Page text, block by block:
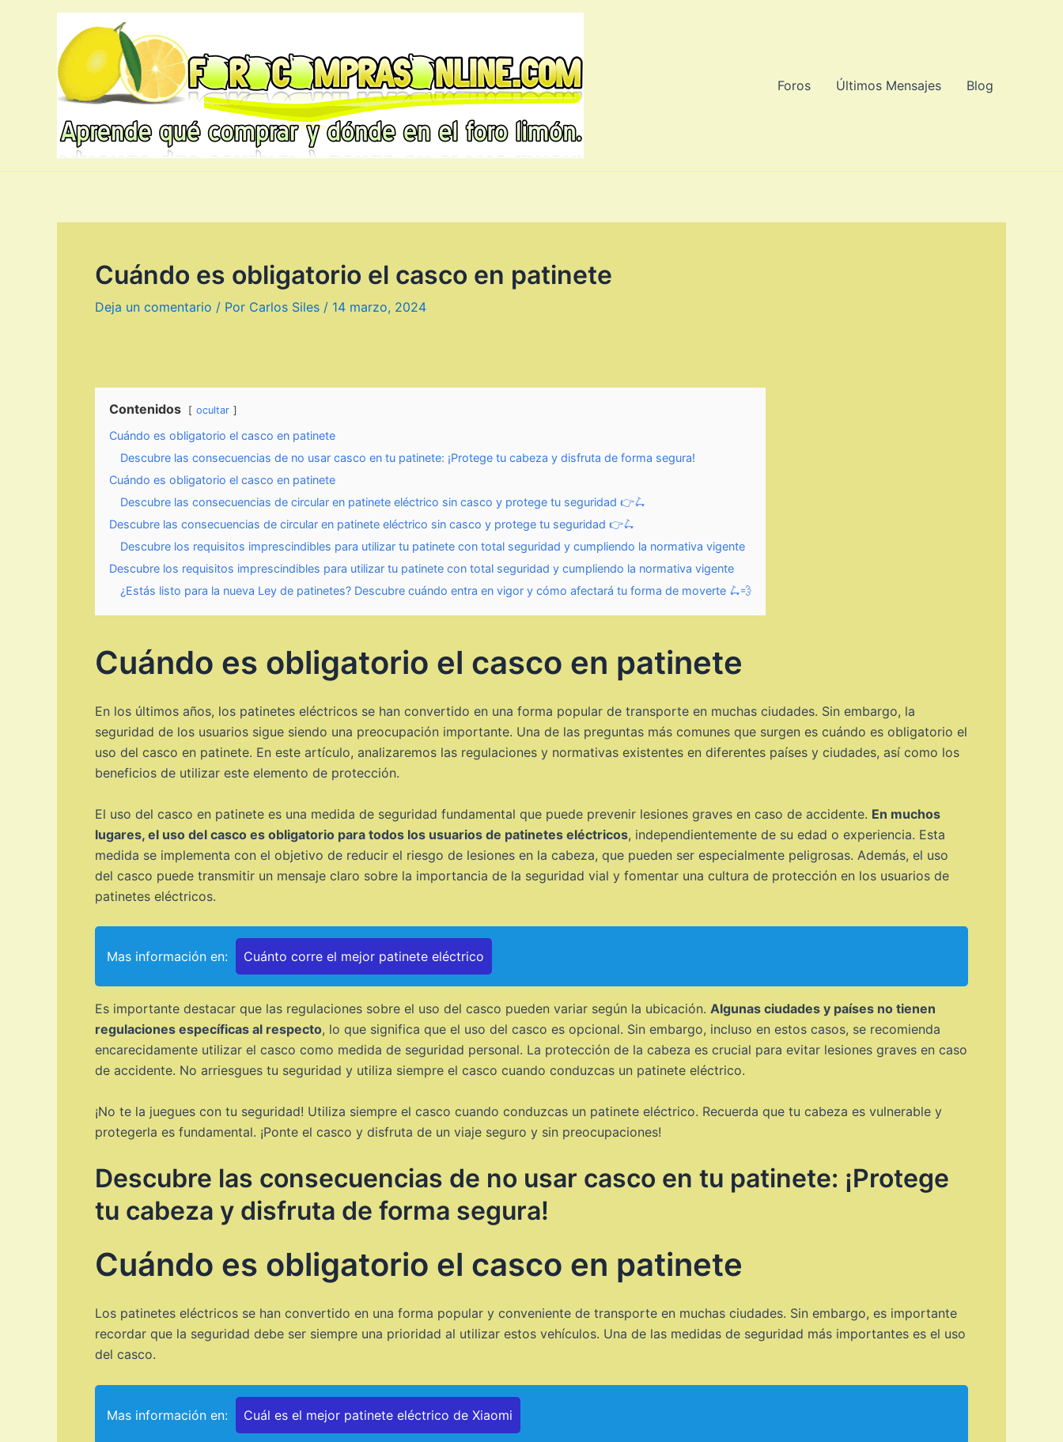
Foros Últimos Mensajes Blog
Cuándo es obligatorio el casco en patinete
Deja un comentario / Por Carlos Siles / 14 marzo, 2024
Contenidos ocultar
Cuándo es obligatorio el casco en patinete
Descubre las consecuencias de no usar casco en tu patinete: ¡Protege tu cabeza y disfruta de forma segura!
Cuándo es obligatorio el casco en patinete
Descubre las consecuencias de circular en patinete eléctrico sin casco y protege tu seguridad 👉🛴
Descubre las consecuencias de circular en patinete eléctrico sin casco y protege tu seguridad 👉🛴
Descubre los requisitos imprescindibles para utilizar tu patinete con total seguridad y cumpliendo la normativa vigente
Descubre los requisitos imprescindibles para utilizar tu patinete con total seguridad y cumpliendo la normativa vigente
¿Estás listo para la nueva Ley de patinetes? Descubre cuándo entra en vigor y cómo afectará tu forma de moverte 🛴💨
Cuándo es obligatorio el casco en patinete
En los últimos años, los patinetes eléctricos se han convertido en una forma popular de transporte en muchas ciudades. Sin embargo, la
seguridad de los usuarios sigue siendo una preocupación importante. Una de las preguntas más comunes que surgen es cuándo es obligatorio el
uso del casco en patinete. En este artículo, analizaremos las regulaciones y normativas existentes en diferentes países y ciudades, así como los
beneficios de utilizar este elemento de protección.
El uso del casco en patinete es una medida de seguridad fundamental que puede prevenir lesiones graves en caso de accidente. En muchos
lugares, el uso del casco es obligatorio para todos los usuarios de patinetes eléctricos, independientemente de su edad o experiencia. Esta
medida se implementa con el objetivo de reducir el riesgo de lesiones en la cabeza, que pueden ser especialmente peligrosas. Además, el uso
del casco puede transmitir un mensaje claro sobre la importancia de la seguridad vial y fomentar una cultura de protección en los usuarios de
patinetes eléctricos.
Mas información en: Cuánto corre el mejor patinete eléctrico
Es importante destacar que las regulaciones sobre el uso del casco pueden variar según la ubicación. Algunas ciudades y países no tienen
regulaciones específicas al respecto, lo que significa que el uso del casco es opcional. Sin embargo, incluso en estos casos, se recomienda
encarecidamente utilizar el casco como medida de seguridad personal. La protección de la cabeza es crucial para evitar lesiones graves en caso
de accidente. No arriesgues tu seguridad y utiliza siempre el casco cuando conduzcas un patinete eléctrico.
¡No te la juegues con tu seguridad! Utiliza siempre el casco cuando conduzcas un patinete eléctrico. Recuerda que tu cabeza es vulnerable y
protegerla es fundamental. ¡Ponte el casco y disfruta de un viaje seguro y sin preocupaciones!
Descubre las consecuencias de no usar casco en tu patinete: ¡Protege
tu cabeza y disfruta de forma segura!
Cuándo es obligatorio el casco en patinete
Los patinetes eléctricos se han convertido en una forma popular y conveniente de transporte en muchas ciudades. Sin embargo, es importante
recordar que la seguridad debe ser siempre una prioridad al utilizar estos vehículos. Una de las medidas de seguridad más importantes es el uso
del casco.
Mas información en: Cuál es el mejor patinete eléctrico de Xiaomi